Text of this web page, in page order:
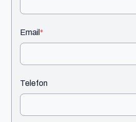
Email*
Telefon